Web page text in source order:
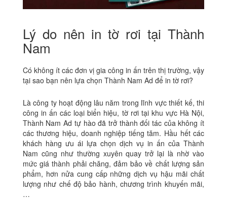
Lý do nên in tờ rơi tại Thành
Nam
Có không ít các đơn vị gia công in ấn trên thị trường, vậy
tại sao bạn nên lựa chọn Thành Nam Ad để in tờ rơi?
Là công ty hoạt động lâu năm trong lĩnh vực thiết kế, thi
công in ấn các loại biển hiệu, tờ rơi tại khu vực Hà Nội,
Thành Nam Ad tự hào đã trở thành đối tác của không ít
các thương hiệu, doanh nghiệp tiếng tăm. Hầu hết các
khách hàng ưu ái lựa chọn dịch vụ in ấn của Thành
Nam cũng như thường xuyên quay trở lại là nhờ vào
mức giá thành phải chăng, đảm bảo về chất lượng sản
phẩm, hơn nửa cung cấp những dịch vụ hậu mãi chất
lượng như chế độ bảo hành, chương trình khuyến mãi,
…